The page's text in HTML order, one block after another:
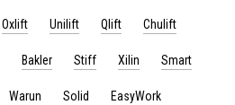
Oxlift Unilift Qlift Chulift
Bakler Stiff Xilin Smart
Warun Solid EasyWork